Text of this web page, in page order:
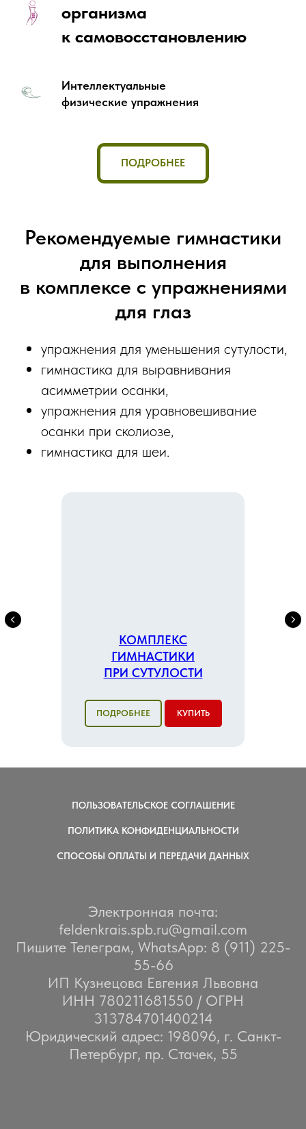
организма
к самовосстановлению
Интеллектуальные
физические упражнения
ПОДРОБНЕЕ
Рекомендуемые гимнастики
для выполнения
в комплексе с упражнениями
для глаз
упражнения для уменьшения сутулости,
гимнастика для выравнивания
асимметрии осанки,
упражнения для уравновешивание
осанки при сколиозе,
гимнастика для шеи.
КОМПЛЕКС
ГИМНАСТИКИ
ПРИ СУТУЛОСТИ
ПОДРОБНЕЕ КУПИТЬ
ПОЛЬЗОВАТЕЛЬСКОЕ СОГЛАШЕНИЕ
ПОЛИТИКА КОНФИДЕНЦИАЛЬНОСТИ
СПОСОБЫ ОПЛАТЫ И ПЕРЕДАЧИ ДАННЫХ
Электронная почта:
feldenkrais.spb.ru@gmail.com
Пишите Телеграм, WhatsApp: 8 (911) 225-
55-66
ИП Кузнецова Евгения Львовна
ИНН 780211681550 / ОГРН
313784701400214
Юридический адрес: 198096, г. Санкт-
Петербург, пр. Стачек, 55